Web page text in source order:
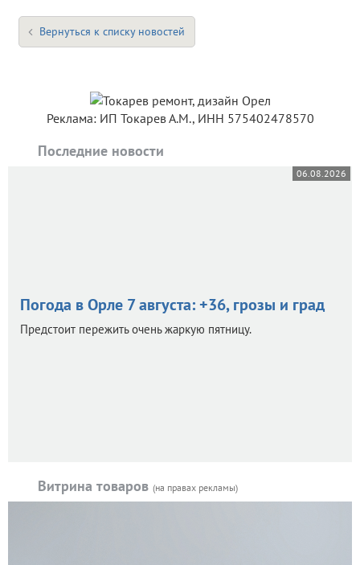
Вернуться к списку новостей
Реклама: ИП Токарев А.М., ИНН 575402478570
Последние новости
06.08.2026
Погода в Орле 7 августа: +36, грозы и град
Предстоит пережить очень жаркую пятницу.
Витрина товаров (на правах рекламы)